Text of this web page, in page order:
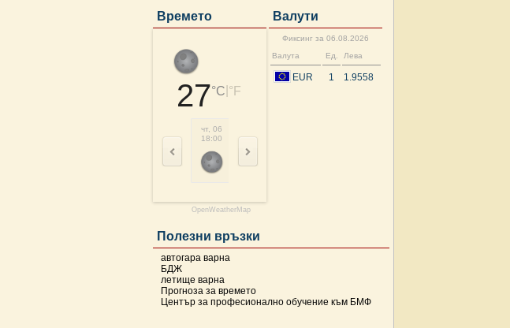
Времето
27°C °F
чт, 06
18:00
21:00
OpenWeatherMap
Валути
Фиксинг за 06.08.2026
Валута
Ед. Лева
EUR 1 1.9558
Полезни връзки
автогара варна
БДЖ
летище варна
Прогноза за времето
Център за професионално обучение към БМФ